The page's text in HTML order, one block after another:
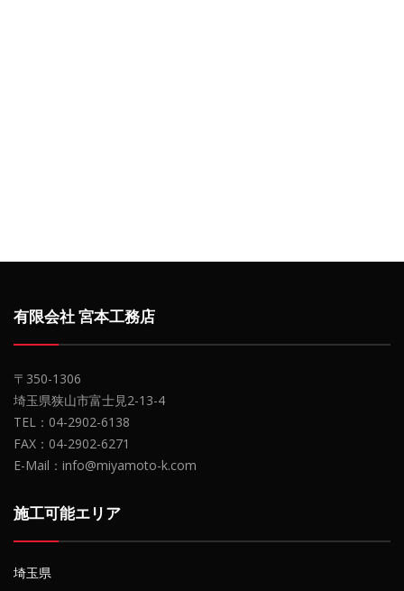
有限会社 宮本工務店
〒350-1306
埼玉県狭山市富士見2-13-4
TEL：04-2902-6138
FAX：04-2902-6271
E-Mail：info@miyamoto-k.com
施工可能エリア
埼玉県